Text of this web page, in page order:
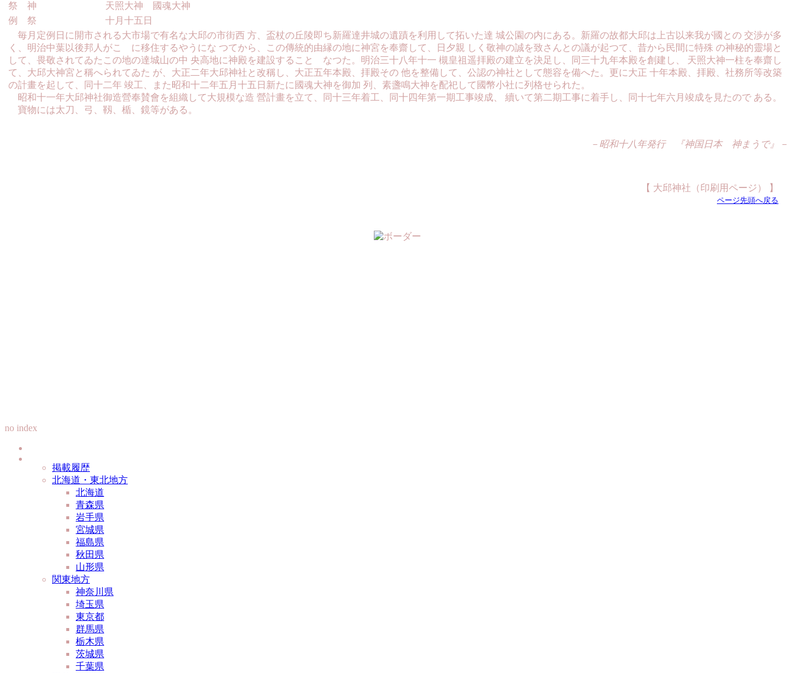
祭 神
天照大神 國魂大神
例 祭
十月十五日
毎月定例日に開市される大市場で有名な大邱の市街西 方、盃杖の丘陵即ち新羅達井城の遺蹟を利用して拓いた達 城公園の内にある。新羅の故都大邱は上古以来我が國との 交渉が多
く、明治中葉以後邦人がこゝに移住するやうにな つてから、この傳統的由縁の地に神宮を奉齋して、日夕親 しく敬神の誠を致さんとの議が起つて、昔から民間に特殊 の神秘的靈場と
して、畏敬されてゐたこの地の達城山の中 央高地に神殿を建設することゝなつた。明治三十八年十一 槻皇祖遥拝殿の建立を決足し、同三十九年本殿を創建し、 天照大神一柱を奉齋し
て、大邱大神宮と稱へられてゐた が、大正二年大邱神社と改稱し、大正五年本殿、拝殿その 他を整備して、公認の神社として態容を備へた。更に大正 十年本殿、拝殿、社務所等改築
の計畫を起して、同十二年 竣工、また昭和十二年五月十五日新たに國魂大神を御加 列、素盞鳴大神を配祀して國幣小社に列格せられた。
昭和十一年大邱神社御造營奉賛會を組織して大規模な造 營計畫を立て、同十三年着工、同十四年第一期工事竣成、 續いて第二期工事に着手し、同十七年六月竣成を見たので ある。
寶物には太刀、弓、靱、楯、鏡等がある。
－昭和十八年発行 『神国日本 神まうで』－
【 大邱神社（印刷用ページ） 】
ページ先頭へ戻る
no index
掲載履歴
北海道・東北地方
北海道
青森県
岩手県
宮城県
福島県
秋田県
山形県
関東地方
神奈川県
埼玉県
東京都
群馬県
栃木県
茨城県
千葉県